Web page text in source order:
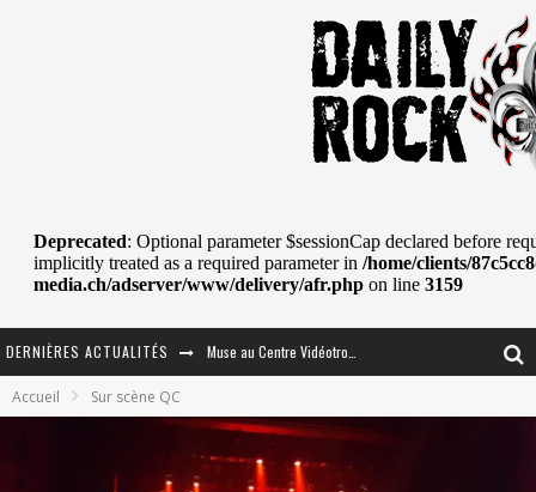
DERNIÈRES ACTUALITÉS
JOURNEY AU CENTRE VIDÉOTRON : SAME OR SEPARATE WAYS?
Accueil Sur scène QC